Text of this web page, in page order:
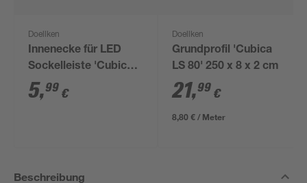
Doellken
Innenecke für LED
Sockelleiste 'Cubica
LS 80' anthrazit
5,99 €
Doellken
Grundprofil 'Cubica
LS 80' 250 x 8 x 2 cm
21,99 €
8,80 € / Meter
Beschreibung